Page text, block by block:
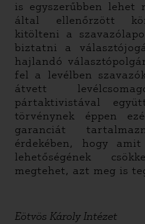
is egyszerűbben
által ellenőrzött
kitölteni a
biztatni a
hajlandó
fel a levélben
átvett
pártaktivistával
törvénynek éppen
garanciát
érdekében, hogy
lehetőségének
megtehet, azt meg is
Eötvös Károly Intézet